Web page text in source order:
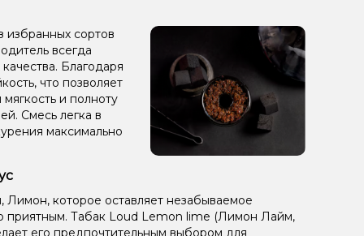
избранных сортов
всегда
Благодаря
что позволяет
и полноту
Смесь легка в
максимально
Лимон, которое оставляет незабываемое
приятным. Табак Loud Lemon lime (Лимон Лайм,
его предпочтительным выбором для